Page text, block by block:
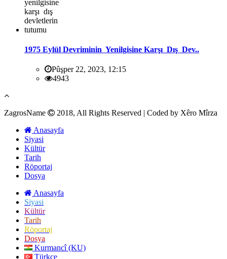
1975 Eylül Devriminin Yenilgisine Karşı Dış Dev..
Pûşper 22, 2023, 12:15
4943
ZagrosName
2018, All Rights Reserved | Coded by Xêro Mîrza
Anasayfa
Siyasi
Kültür
Tarih
Röportaj
Dosya
Anasayfa
Siyasi
Kültür
Tarih
Röportaj
Dosya
Kurmancî (KU)
Türkçe